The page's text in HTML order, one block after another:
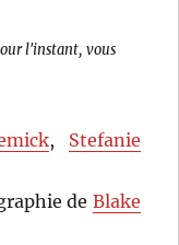
l'instant, vous
, Stefanie
de Blake